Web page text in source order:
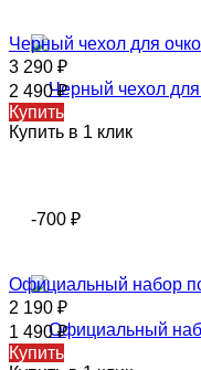
Черный чехол для
3 290 ₽
2 490₽
Купить
Купить в 1 клик
-700 ₽
Официальный набор
2 190 ₽
1 490₽
Купить